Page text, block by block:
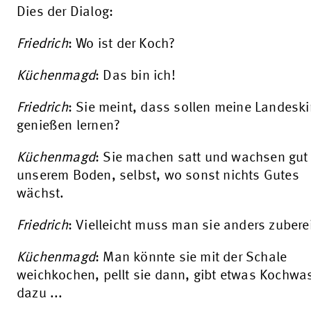
Dies der Dialog:
Friedrich: Wo ist der Koch?
Küchenmagd: Das bin ich!
Friedrich: Sie meint, dass sollen meine
genießen lernen?
Küchenmagd: Sie machen satt und wachsen
unserem Boden, selbst, wo sonst nichts Gutes
wächst.
Friedrich: Vielleicht muss man sie anders
Küchenmagd: Man könnte sie mit der Schale
weichkochen, pellt sie dann, gibt etwas
dazu ...